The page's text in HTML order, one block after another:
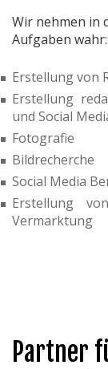
Wir nehmen in
Aufgaben wahr:
Erstellung von
Erstellung
und Social
Fotografie
Bildrecherche
Social Media
Erstellung
Vermarktung
Partner